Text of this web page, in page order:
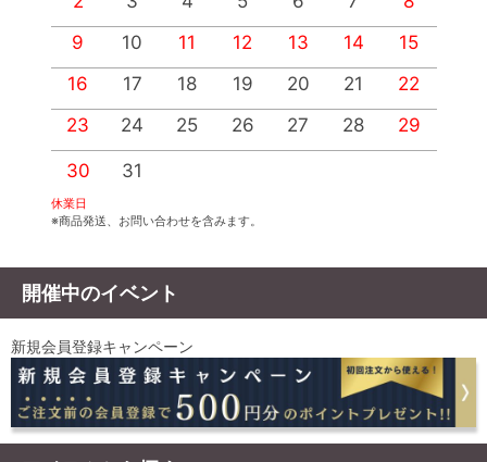
9
10 11 12 13 14
15
16
17 18 19 20 21
22
23
24 25 26 27 28 29
30 31
休業日
※商品発送、お問い合わせを含みます。
開催中のイベント
新規会員登録キャンペーン